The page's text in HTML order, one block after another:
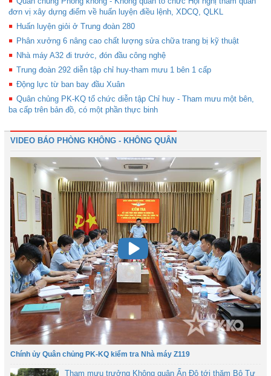
đơn vị xây dựng điểm về huấn luyện điều lệnh, XDCQ, QLKL
Huấn luyện giỏi ở Trung đoàn 280
Phân xưởng 6 nâng cao chất lượng sửa chữa trang bị kỹ thuật
Nhà máy A32 đi trước, đón đầu công nghệ
Trung đoàn 292 diễn tập chỉ huy-tham mưu 1 bên 1 cấp
Động lực từ ban bay đầu Xuân
Quân chủng PK-KQ tổ chức diễn tập Chỉ huy - Tham mưu một bên,
ba cấp trên bản đồ, có một phần thực binh
VIDEO BÁO PHÒNG KHÔNG - KHÔNG QUÂN
Chính ủy Quân chủng PK-KQ kiểm tra Nhà máy Z119
Tham mưu trưởng Không quân Ấn Độ tới thăm Bộ Tư